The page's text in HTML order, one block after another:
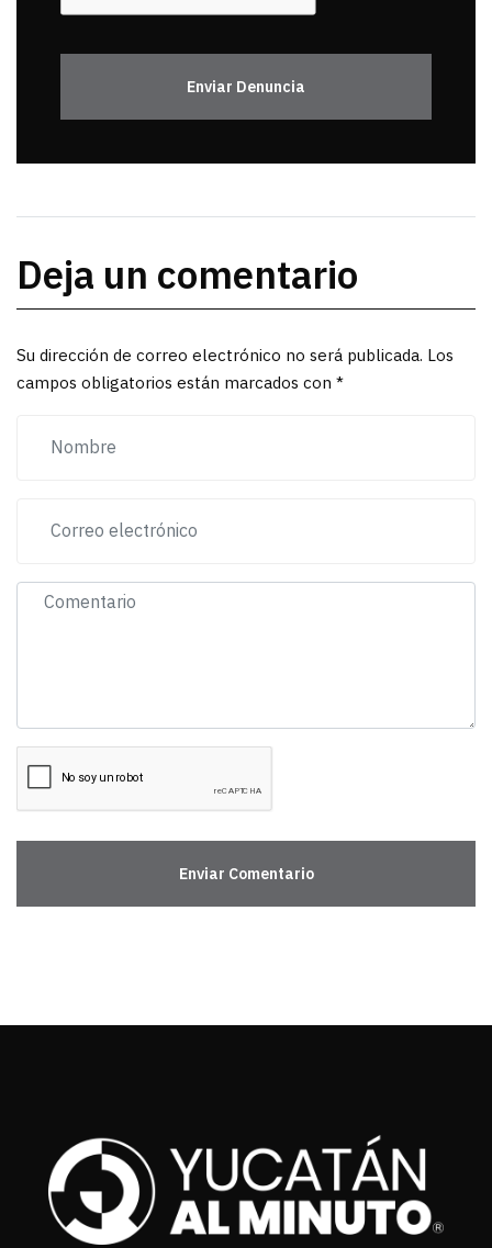
Enviar Denuncia
Deja un comentario
Su dirección de correo electrónico no será publicada. Los
campos obligatorios están marcados con *
Enviar Comentario